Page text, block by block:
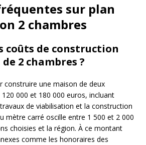
sur plan
2 chambres
coûts de construction
2 chambres ?
construire une maison de deux
000 et 180 000 euros, incluant
de viabilisation et la construction
mètre carré oscille entre 1 500 et 2 000
choisies et la région. À ce montant
comme les honoraires des